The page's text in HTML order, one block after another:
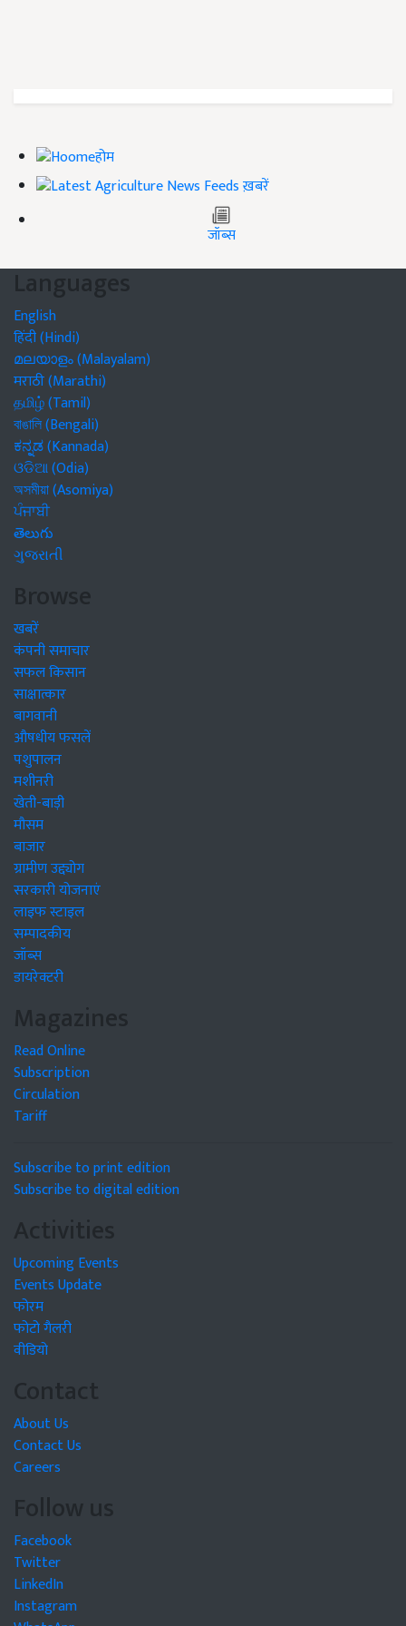
होम
ख़बरें
जॉब्स
Languages
English
हिंदी (Hindi)
മലയാളം (Malayalam)
मराठी (Marathi)
தமிழ் (Tamil)
বাঙালি (Bengali)
ಕನ್ನಡ (Kannada)
ଓଡିଆ (Odia)
অসমীয়া (Asomiya)
ਪੰਜਾਬੀ
తెలుగు
ગુજરાતી
Browse
खबरें
कंपनी समाचार
सफल किसान
साक्षात्कार
बागवानी
औषधीय फसलें
पशुपालन
मशीनरी
खेती-बाड़ी
मौसम
बाजार
ग्रामीण उद्द्योग
सरकारी योजनाएं
लाइफ स्टाइल
सम्पादकीय
जॉब्स
डायरेक्टरी
Magazines
Read Online
Subscription
Circulation
Tariff
Subscribe to print edition
Subscribe to digital edition
Activities
Upcoming Events
Events Update
फोरम
फोटो गैलरी
वीडियो
Contact
About Us
Contact Us
Careers
Follow us
Facebook
Twitter
LinkedIn
Instagram